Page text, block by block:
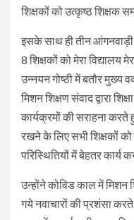
शिक्षकों को उत्कृष्ठ शिक्षक
इसके साथ ही तीन आंगनवाड़ी
8 शिक्षकों को मेरा विद्यालय
उन्नयन गोष्ठी में बतौर मुख्य
मिशन शिक्षण संवाद द्वारा
कार्यक्रमों की सराहना करते
रखने के लिए सभी शिक्षकों
परिस्थितियों में बेहतर कार्य
उन्होंने कोविड काल में मिशन
गये नवाचारों की प्रशंसा